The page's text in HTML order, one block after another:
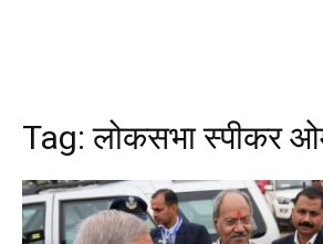
Tag:लोकसभा स्पीकर